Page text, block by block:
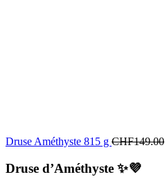
Druse Améthyste 815 g CHF149.00
Druse d’Améthyste ✨💜